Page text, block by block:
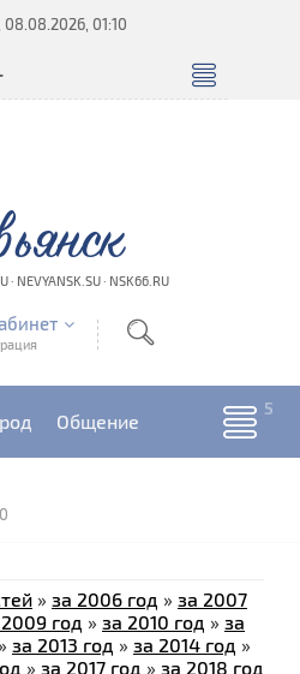
01:10
· NEVYANSK.SU · NSK66.RU
Общение
» за 2006 год » за 2007
год » за 2010 год » за
» за 2013 год » за 2014 год »
» за 2017 год » за 2018 год